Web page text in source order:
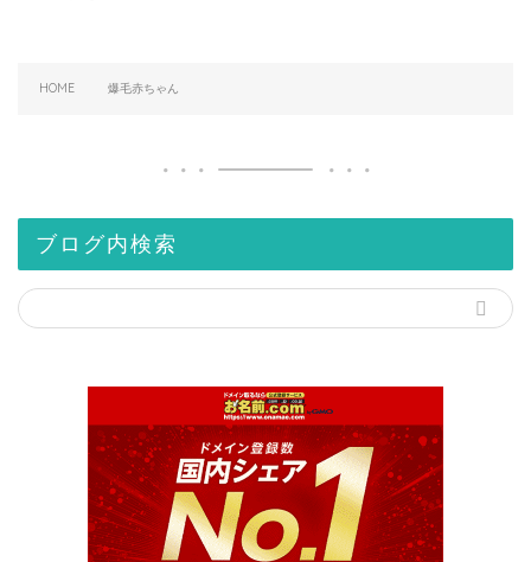
HOME 爆毛赤ちゃん
ブログ内検索